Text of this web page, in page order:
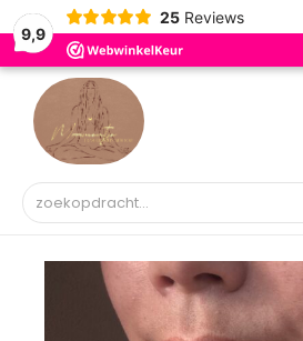
9,9
25 Reviews